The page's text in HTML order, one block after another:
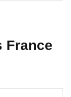
France